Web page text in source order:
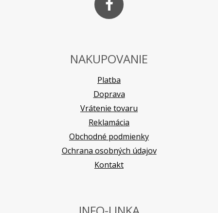
NAKUPOVANIE
Platba
Doprava
Vrátenie tovaru
Reklamácia
Obchodné podmienky
Ochrana osobných údajov
Kontakt